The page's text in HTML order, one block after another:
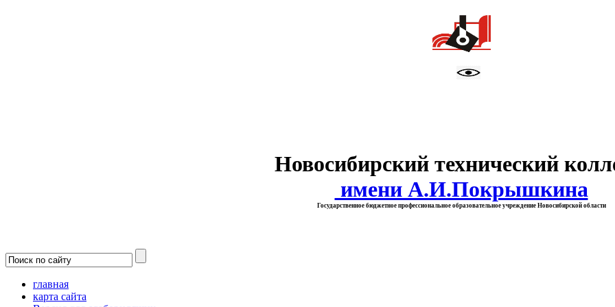
Новосибирский технический
имени А.И.Покрышкина
Государственное бюджетное профессиональное образовательное учреждение Новосибирской области
главная
карта сайта